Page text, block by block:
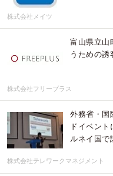
株式会社メイツ
富山県立山
うための誘
株式会社フリープラス
外務省・国
ドイベン
ルネイ国で
株式会社テレワークマネジメント